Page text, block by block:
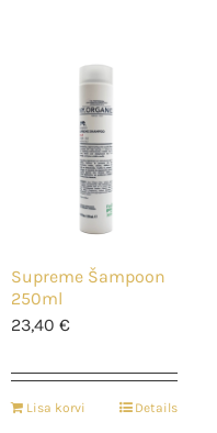
Supreme Šampoon
250ml
23,40 €
Lisa korvi Details